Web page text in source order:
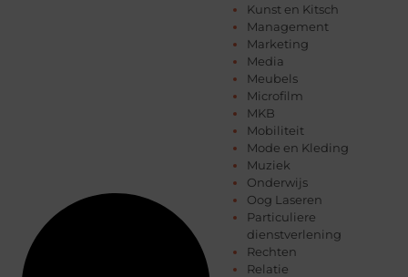
Kunst en Kitsch
Management
Marketing
Media
Meubels
Microfilm
MKB
Mobiliteit
Mode en Kleding
Muziek
Onderwijs
Oog Laseren
Particuliere
dienstverlening
Rechten
Relatie